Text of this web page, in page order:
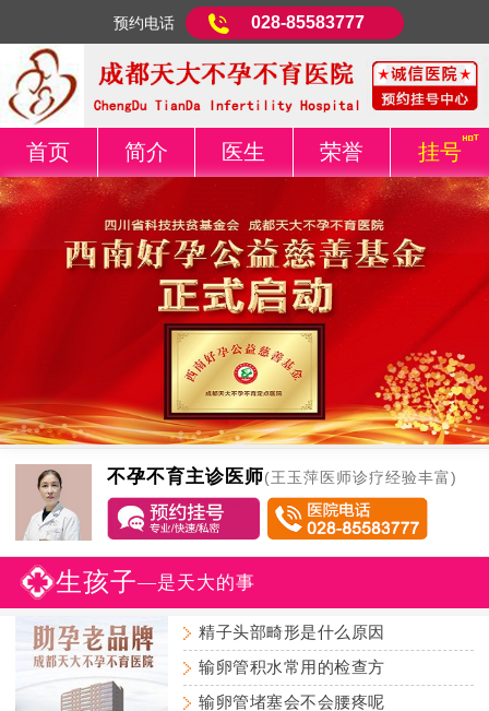
预约电话 028-85583777
首页 简介 医生 荣誉 挂号
不孕不育主诊医师(王玉萍医师诊疗经验丰富)
生孩子—是天大的事
精子头部畸形是什么原因
输卵管积水常用的检查方
输卵管堵塞会不会腰疼呢